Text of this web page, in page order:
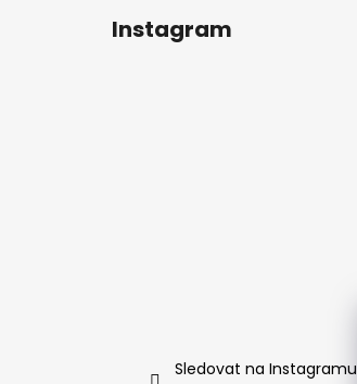
Instagram
Sledovat na Instagramu